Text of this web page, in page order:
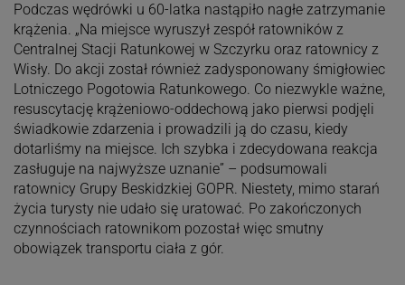
Podczas wędrówki u 60-latka nastąpiło nagłe zatrzymanie
krążenia. „Na miejsce wyruszył zespół ratowników z
Centralnej Stacji Ratunkowej w Szczyrku oraz ratownicy z
Wisły. Do akcji został również zadysponowany śmigłowiec
Lotniczego Pogotowia Ratunkowego. Co niezwykle ważne,
resuscytację krążeniowo-oddechową jako pierwsi podjęli
świadkowie zdarzenia i prowadzili ją do czasu, kiedy
dotarliśmy na miejsce. Ich szybka i zdecydowana reakcja
zasługuje na najwyższe uznanie” – podsumowali
ratownicy Grupy Beskidzkiej GOPR. Niestety, mimo starań
życia turysty nie udało się uratować. Po zakończonych
czynnościach ratownikom pozostał więc smutny
obowiązek transportu ciała z gór.